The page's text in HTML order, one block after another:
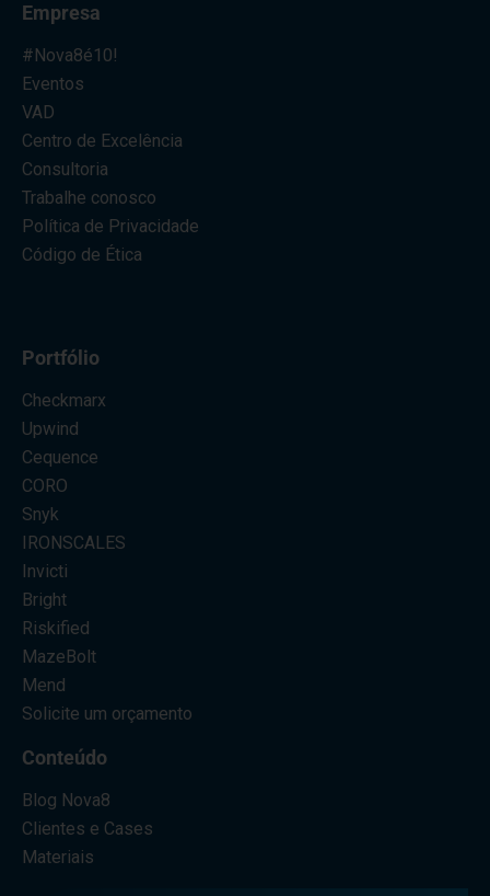
Empresa
#Nova8é10!
Eventos
VAD
Centro de Excelência
Consultoria
Trabalhe conosco
Política de Privacidade
Código de Ética
Portfólio
Checkmarx
Upwind
Cequence
CORO
Snyk
IRONSCALES
Invicti
Bright
Riskified
MazeBolt
Mend
Solicite um orçamento
Conteúdo
Blog Nova8
Clientes e Cases
Materiais